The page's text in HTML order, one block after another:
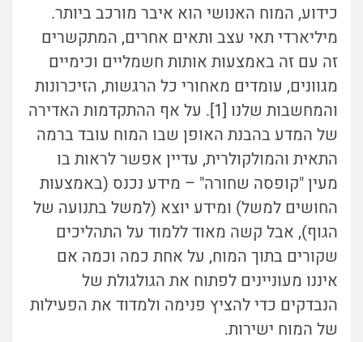
כידוע, המוח האנושי הוא איבר מורכב ביותר.
מיליארדי תאי עצב ותאים אחרים, המתקשרים
זה עם זה באמצעות אותות חשמליים וכימיים
מגוונים, עומדים מאחורי כל הרגשות, הזיכרונות
והמחשבות שלנו [1]. על אף ההתקדמות האדירה
של המדע בהבנת האופן שבו המוח עובד ברמה
התאית והמולקולרית, עדיין אפשר לראות בו
מעין "קופסה שחורה" – מידע נכנס (באמצעות
החושים למשל) ומידע יוצא (למשל בתנועה של
הגוף), אבל קשה מאוד ללמוד על התהליכים
שקורים בתוך המוח, על אחת כמה וכמה אם
איננו מעוניינים לפתוח את הגולגולת של
הנבדקים כדי להציץ פנימה ולמדוד את הפעילות
של המוח ישירות.